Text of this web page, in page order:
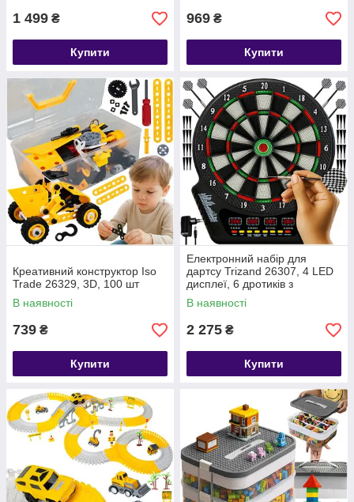
1 499 ₴
Купити
969 ₴
Купити
Креативний конструктор Iso
Trade 26329, 3D, 100 шт
В наявності
739 ₴
Купити
Електронний набір для
дартсу Trizand 26307, 4 LED
дисплеї, 6 дротиків з
алюмінієвими стрижнями
В наявності
2 275 ₴
Купити